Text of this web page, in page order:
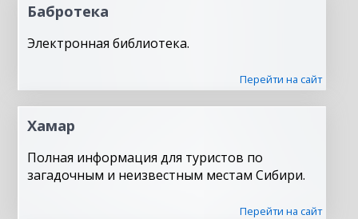
Бабротека
Электронная библиотека.
Перейти на сайт
Хамар
Полная информация для туристов по
загадочным и неизвестным местам Сибири.
Перейти на сайт